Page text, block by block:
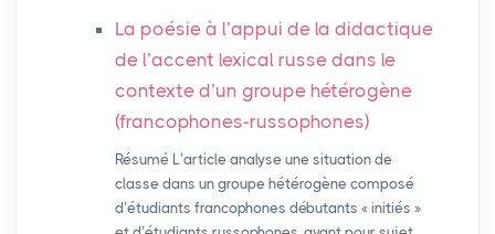
La poésie à l’appui de la didactique
de l’accent lexical russe dans le
contexte d’un groupe hétérogène
(francophones-russophones)
Résumé L’article analyse une situation de
classe dans un groupe hétérogène composé
d’étudiants francophones débutants « initiés »